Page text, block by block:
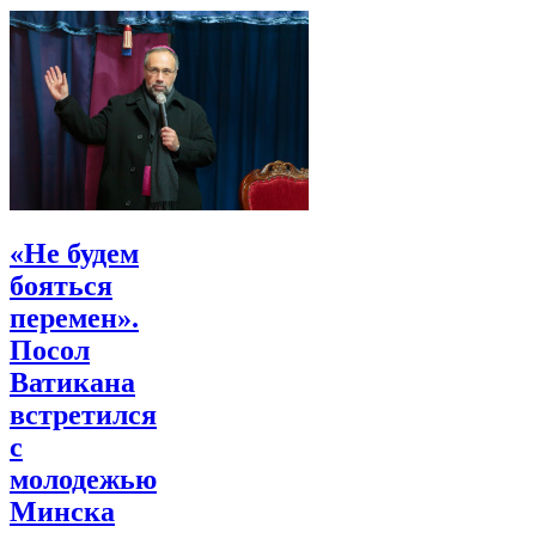
«Не будем
бояться
перемен».
Посол
Ватикана
встретился
с
молодежью
Минска